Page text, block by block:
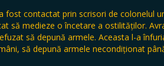
fost contactat prin scrisori de colonelul
să medieze o încetare a ostilităților.
să depună armele. Aceasta l-a
să depună armele necondiționat